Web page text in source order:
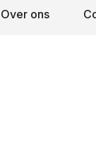
Over ons